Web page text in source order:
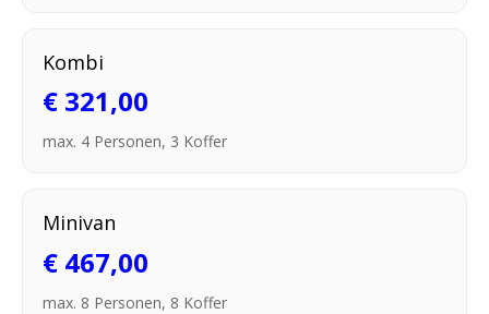
Kombi
€ 321,00
max. 4 Personen, 3 Koffer
Minivan
€ 467,00
max. 8 Personen, 8 Koffer